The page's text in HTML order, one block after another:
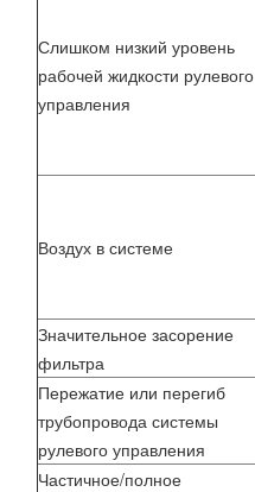
Слишком низкий уровень
рабочей жидкости рулевого
управления
Воздух в системе
Значительное засорение
фильтра
Пережатие или перегиб
трубопровода системы
рулевого управления
Частичное/полное